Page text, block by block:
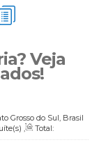
Veja
Grosso do Sul, Brasil
,
Total: